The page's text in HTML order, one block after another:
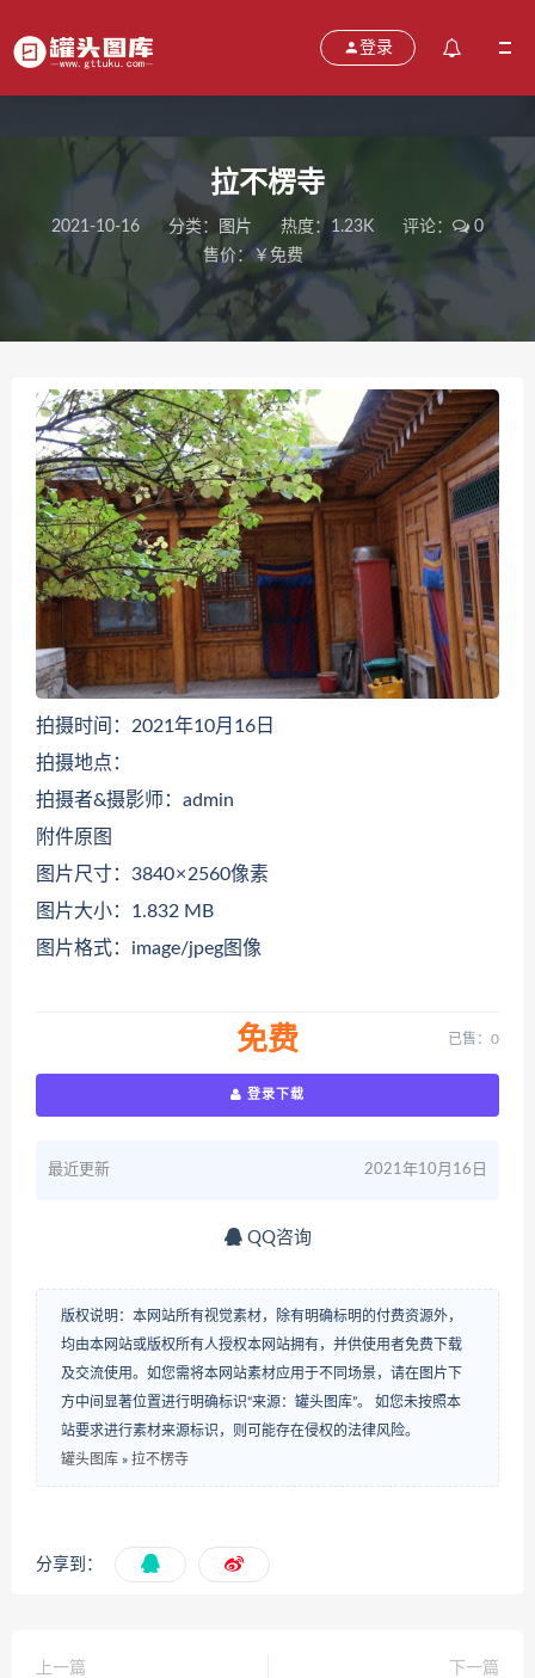
登录
拉不楞寺
2021-10-16 分类： 图片 热度：1.23K 评论：
0
售价：￥免费
拍摄时间：2021年10月16日
拍摄地点：
拍摄者&摄影师：admin
附件原图
图片尺寸：3840 × 2560像素
图片大小：1.832 MB
图片格式：image/jpeg图像
免费 已售：0
登录下载
最近更新 2021年10月16日
QQ咨询
版权说明：本网站所有视觉素材，除有明确标明的付费资源外，
均由本网站或版权所有人授权本网站拥有，并供使用者免费下载
及交流使用。如您需将本网站素材应用于不同场景，请在图片下
方中间显著位置进行明确标识“来源：罐头图库”。 如您未按照本
站要求进行素材来源标识，则可能存在侵权的法律风险。
罐头图库 » 拉不楞寺
分享到：
上一篇
下一篇